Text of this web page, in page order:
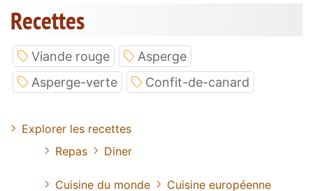
Recettes
Viande rouge
Asperge
Asperge-verte
Confit-de-canard
Explorer les recettes
Repas
Diner
Cuisine du monde
Cuisine européenne